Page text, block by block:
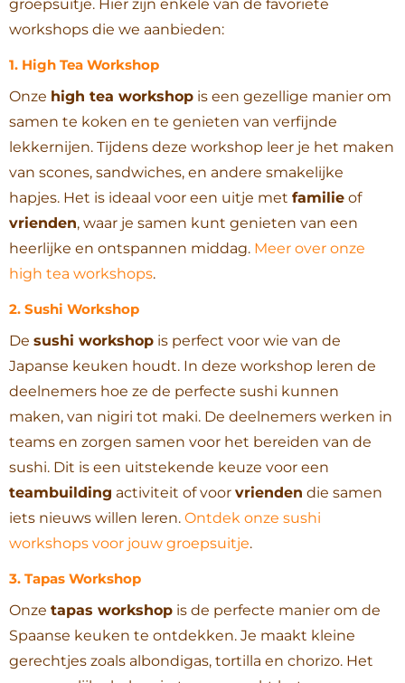
groepsuitje. Hier zijn enkele van de favoriete
workshops die we aanbieden:
1. High Tea Workshop
Onze high tea workshop is een gezellige manier om
samen te koken en te genieten van verfijnde
lekkernijen. Tijdens deze workshop leer je het maken
van scones, sandwiches, en andere smakelijke
hapjes. Het is ideaal voor een uitje met familie of
vrienden, waar je samen kunt genieten van een
heerlijke en ontspannen middag. Meer over onze
high tea workshops.
2. Sushi Workshop
De sushi workshop is perfect voor wie van de
Japanse keuken houdt. In deze workshop leren de
deelnemers hoe ze de perfecte sushi kunnen
maken, van nigiri tot maki. De deelnemers werken in
teams en zorgen samen voor het bereiden van de
sushi. Dit is een uitstekende keuze voor een
teambuilding activiteit of voor vrienden die samen
iets nieuws willen leren. Ontdek onze sushi
workshops voor jouw groepsuitje.
3. Tapas Workshop
Onze tapas workshop is de perfecte manier om de
Spaanse keuken te ontdekken. Je maakt kleine
gerechtjes zoals albondigas, tortilla en chorizo. Het